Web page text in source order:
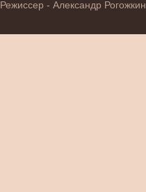
Режиссер - Александр Рогожкин